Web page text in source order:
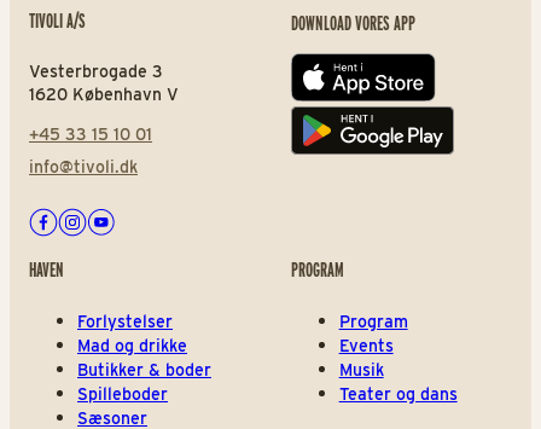
TIVOLI A/S
Vesterbrogade 3
1620 København V
+45 33 15 10 01
info@tivoli.dk
Facebook
Instagram
Youtube
DOWNLOAD VORES APP
App store
Play store
HAVEN
Forlystelser
Mad og drikke
Butikker & boder
Spilleboder
Sæsoner
PROGRAM
Program
Events
Musik
Teater og dans